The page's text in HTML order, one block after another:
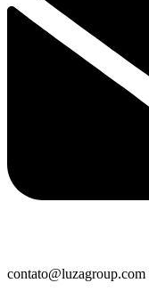
contato@luzagroup.com